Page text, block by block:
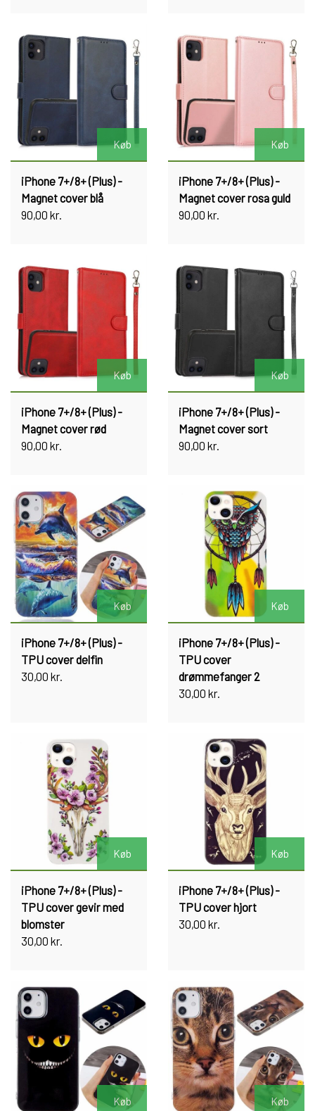
Køb
iPhone 7+/8+ (Plus) -
Magnet cover blå
90,00 kr.
Køb
iPhone 7+/8+ (Plus) -
Magnet cover rosa guld
90,00 kr.
Køb
iPhone 7+/8+ (Plus) -
Magnet cover rød
90,00 kr.
Køb
iPhone 7+/8+ (Plus) -
Magnet cover sort
90,00 kr.
Køb
iPhone 7+/8+ (Plus) -
TPU cover delfin
30,00 kr.
Køb
iPhone 7+/8+ (Plus) -
TPU cover
drømmefanger 2
30,00 kr.
Køb
iPhone 7+/8+ (Plus) -
TPU cover gevir med
blomster
30,00 kr.
Køb
iPhone 7+/8+ (Plus) -
TPU cover hjort
30,00 kr.
Køb Køb